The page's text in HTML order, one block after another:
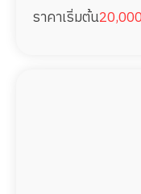
ราคาเริ่มต้น20,000